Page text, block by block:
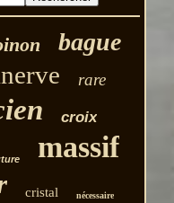
bague
rare
croix
massif
cristal nécessaire